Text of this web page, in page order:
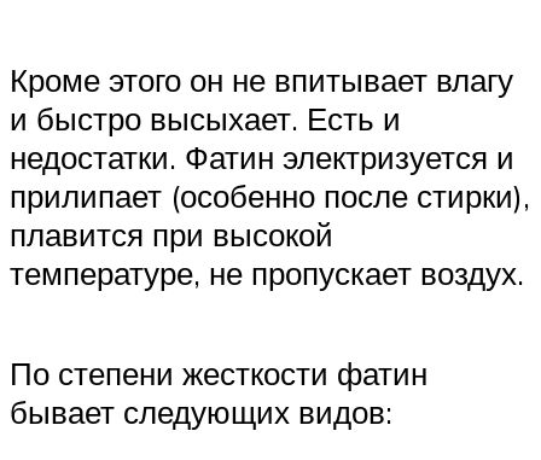
Кроме этого он не впитывает влагу
и быстро высыхает. Есть и
недостатки. Фатин электризуется и
прилипает (особенно после стирки),
плавится при высокой
температуре, не пропускает воздух.
По степени жесткости фатин
бывает следующих видов: